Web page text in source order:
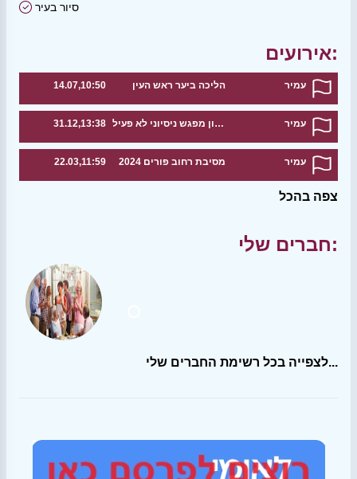
סיור בעיר
אירועים:
14.07,10:50 הליכה ביער ראש העין עמיר
31.12,13:38 טיול לאורך הירקון מפגש ניסיוני לא פעיל עמיר
22.03,11:59 מסיבת רחוב פורים 2024 עמיר
צפה בהכל
חברים שלי:
לצפייה בכל רשימת החברים שלי...